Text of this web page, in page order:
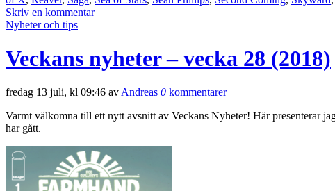
Skriv en kommentar
Nyheter och tips
Veckans nyheter – vecka 28 (2018)
fredag 13 juli, kl 09:46 avAndreas 0 kommentarer
Varmt välkomna till ett nytt avsnitt av Veckans Nyheter! Här presenterar
har gått.